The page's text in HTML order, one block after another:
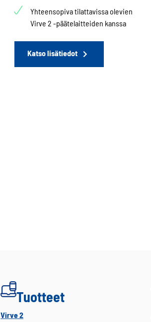
Yhteensopiva tilattavissa olevien
Virve 2 -päätelaitteiden kanssa
Katso lisätiedot
Tuotteet
Virve 2